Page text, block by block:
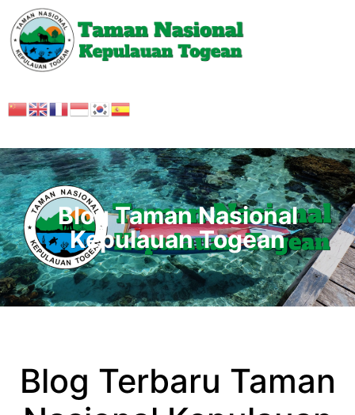
Blog Taman Nasional
Kepulauan Togean
Blog Terbaru Taman